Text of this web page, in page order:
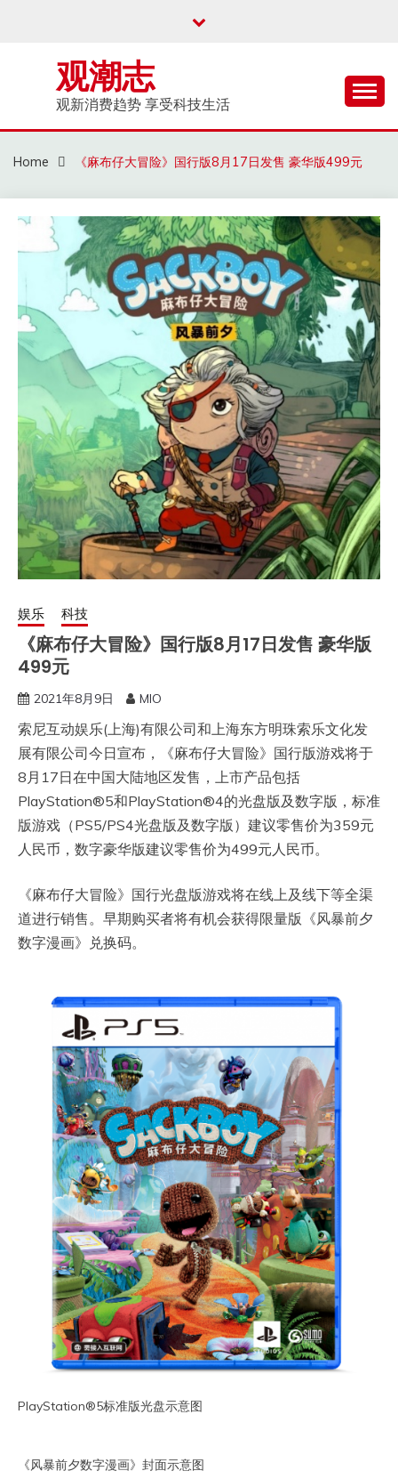
观潮志
观新消费趋势 享受科技生活
Home 《麻布仔大冒险》国行版8月17日发售 豪华版499元
娱乐 科技
《麻布仔大冒险》国行版8月17日发售 豪华版
499元
2021年8月9日 MIO
索尼互动娱乐(上海)有限公司和上海东方明珠索乐文化发
展有限公司今日宣布，《麻布仔大冒险》国行版游戏将于
8月17日在中国大陆地区发售，上市产品包括
PlayStation®5和PlayStation®4的光盘版及数字版，标准
版游戏（PS5/PS4光盘版及数字版）建议零售价为359元
人民币，数字豪华版建议零售价为499元人民币。
《麻布仔大冒险》国行光盘版游戏将在线上及线下等全渠
道进行销售。早期购买者将有机会获得限量版《风暴前夕
数字漫画》兑换码。
PlayStation®5标准版光盘示意图
《风暴前夕数字漫画》封面示意图